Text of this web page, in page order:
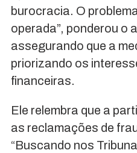
burocracia. O
operada”, ponderou o
assegurando que a
priorizando os
financeiras.
Ele relembra que a
as reclamações de
“Buscando nos